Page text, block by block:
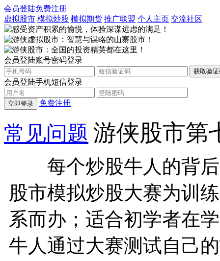
会员登陆免费注册
虚拟股市 模拟炒股 模拟期货 推广联盟 个人主页 交流社区
会员登陆账号密码登录
会员登陆手机短信登录
立即登录 免费注册
常见问题 游侠股市第
每个炒股牛人的背后
股市模拟炒股大赛为训
系而办；适合初学者在
牛人通过大赛测试自己